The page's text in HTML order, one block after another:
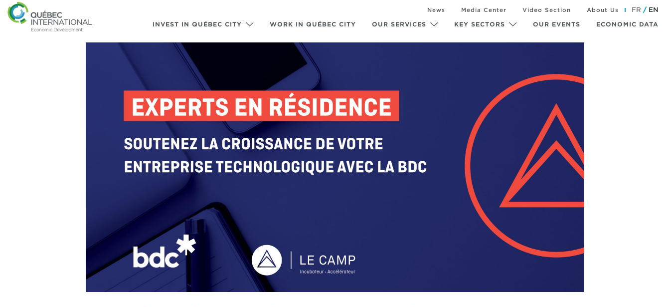
INVEST IN QUÉBEC CITY WORK IN QUÉBEC CITY OUR SERVICES KEY SECTORS OUR EVENTS ECONOMIC DATA
News Media Center Video Section About Us FR EN